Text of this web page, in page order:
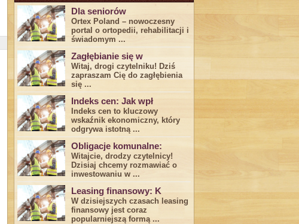
Dla seniorów
Ortex Poland – nowoczesny
portal o ortopedii, rehabilitacji i
świadomym ...
Zagłębianie się w
Witaj, drogi ⁤czytelniku! Dziś
zapraszam Cię do‍ zagłębienia
‍się⁢ ...
Indeks cen: Jak wpł
Indeks cen to kluczowy
wskaźnik ekonomiczny, który
odgrywa ​istotną ...
Obligacje komunalne:
Witajcie, drodzy czytelnicy!
Dzisiaj chcemy rozmawiać o
inwestowaniu w ...
Leasing finansowy: K
W dzisiejszych czasach leasing ​
finansowy jest ⁢coraz
popularniejszą formą ...